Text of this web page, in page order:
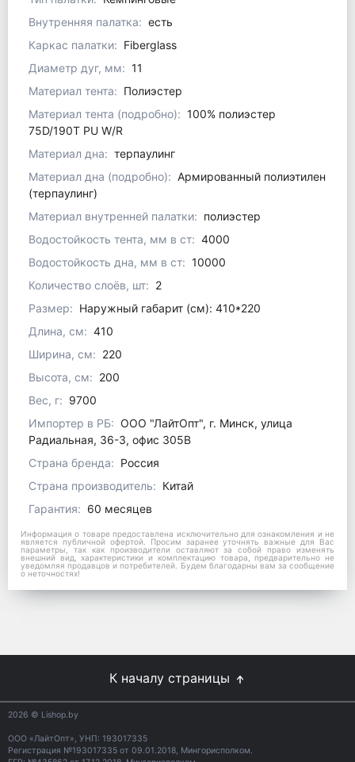
Внутренняя палатка: есть
Каркас палатки: Fiberglass
Диаметр дуг, мм: 11
Материал тента: Полиэстер
Материал тента (подробно): 100% полиэстер
75D/190T PU W/R
Материал дна: терпаулинг
Материал дна (подробно): Армированный полиэтилен
(терпаулинг)
Материал внутренней палатки: полиэстер
Водостойкость тента, мм в ст: 4000
Водостойкость дна, мм в ст: 10000
Количество слоёв, шт: 2
Размер: Наружный габарит (см): 410*220
Длина, см: 410
Ширина, см: 220
Высота, см: 200
Вес, г: 9700
Импортер в РБ: ООО "ЛайтОпт", г. Минск, улица
Радиальная, 36-3, офис 305В
Страна бренда: Россия
Страна производитель: Китай
Гарантия: 60 месяцев
Информация о товаре предоставлена исключительно для ознакомления и не
является публичной офертой. Просим заранее уточнять важные для Вас
параметры, так как производители оставляют за собой право изменять
внешний вид, характеристики и комплектацию товара, предварительно не
уведомляя продавцов и потребителей. Будем благодарны вам за сообщение
о неточностях!
К началу страницы
2026 © Lishop.by
ООО «ЛайтОпт», УНП: 193017335
Регистрация №193017335 от 09.01.2018, Мингорисполком.